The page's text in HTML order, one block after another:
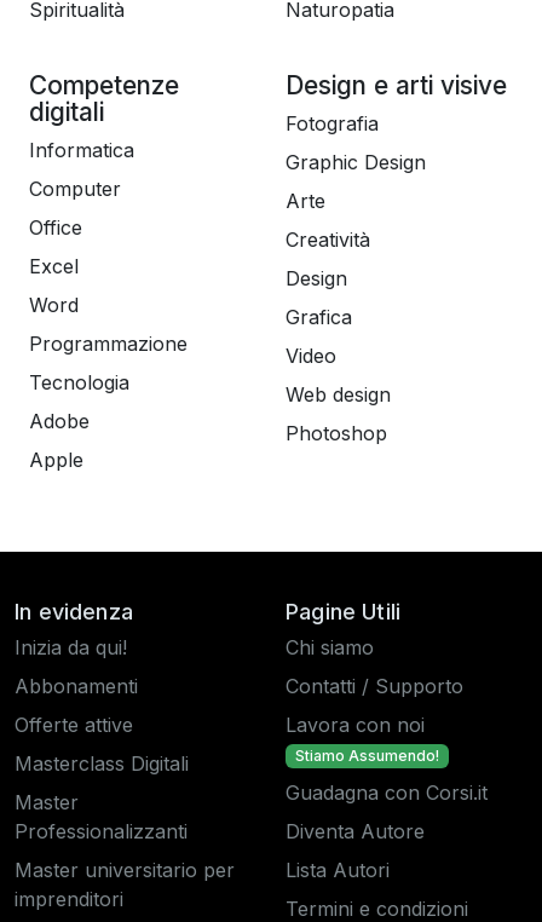
Spiritualità
Naturopatia
Competenze
digitali
Informatica
Computer
Office
Excel
Word
Programmazione
Tecnologia
Adobe
Apple
Design e arti visive
Fotografia
Graphic Design
Arte
Creatività
Design
Grafica
Video
Web design
Photoshop
In evidenza
Inizia da qui!
Abbonamenti
Offerte attive
Masterclass Digitali
Master
Professionalizzanti
Master universitario per
imprenditori
Pagine Utili
Chi siamo
Contatti / Supporto
Lavora con noi
Stiamo Assumendo!
Guadagna con Corsi.it
Diventa Autore
Lista Autori
Termini e condizioni